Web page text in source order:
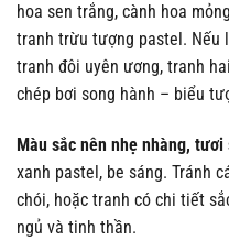
hoa sen trắng, cành hoa
tranh trừu tượng pastel. Nếu
tranh đôi uyên ương, tranh
chép bơi song hành – biểu
Màu sắc nên nhẹ nhàng, tươi
xanh pastel, be sáng. Tránh
chói, hoặc tranh có chi tiết
ngủ và tinh thần.